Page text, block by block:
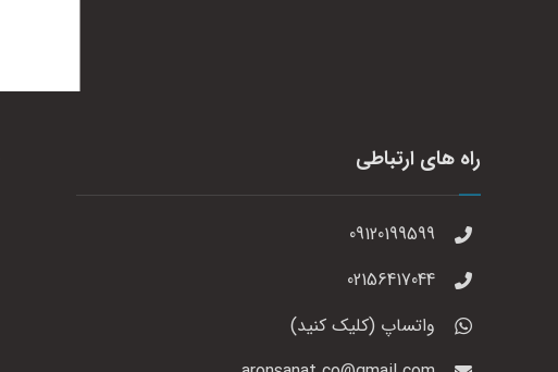
راه های ارتباطی
09120199599
02156417044
واتساپ (کلیک کنید)